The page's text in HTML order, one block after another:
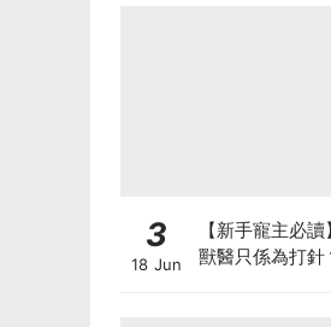
3
18 Jun
【新手寵主必
獸醫只係為打針